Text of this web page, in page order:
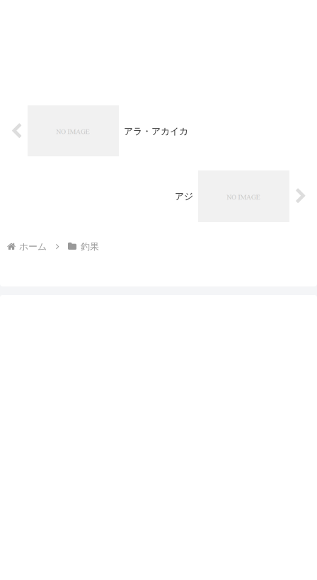
アラ・アカイカ
アジ
ホーム 釣果